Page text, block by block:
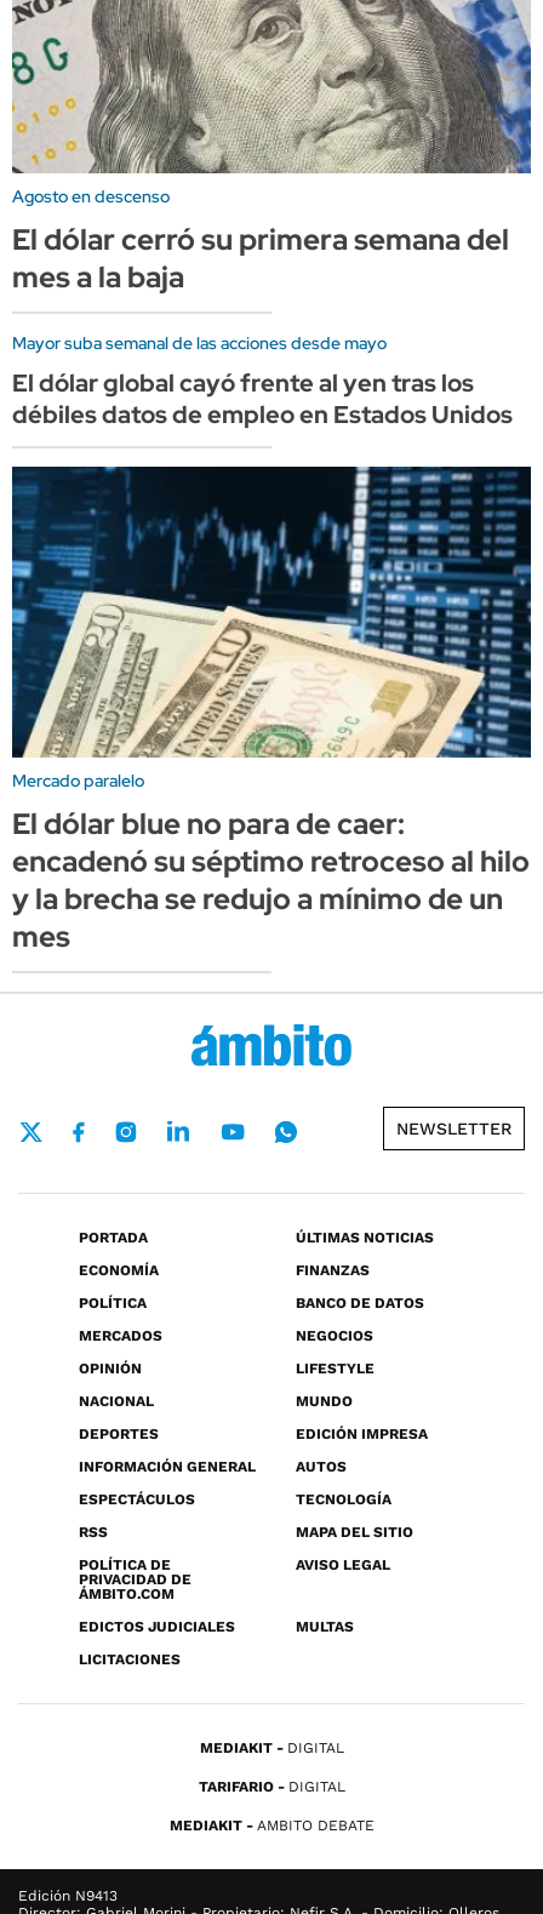
Agosto en descenso
El dólar cerró su primera semana del
mes a la baja
Mayor suba semanal de las acciones desde mayo
El dólar global cayó frente al yen tras los
débiles datos de empleo en Estados Unidos
Mercado paralelo
El dólar blue no para de caer:
encadenó su séptimo retroceso al hilo
y la brecha se redujo a mínimo de un
mes
NEWSLETTER
PORTADA
ÚLTIMAS NOTICIAS
ECONOMÍA
FINANZAS
POLÍTICA
BANCO DE DATOS
MERCADOS
NEGOCIOS
OPINIÓN
LIFESTYLE
NACIONAL
MUNDO
DEPORTES
EDICIÓN IMPRESA
INFORMACIÓN GENERAL
AUTOS
ESPECTÁCULOS
TECNOLOGÍA
RSS
MAPA DEL SITIO
POLÍTICA DE
PRIVACIDAD DE
ÁMBITO.COM
AVISO LEGAL
EDICTOS JUDICIALES
MULTAS
LICITACIONES
MEDIAKIT DIGITAL
TARIFARIO DIGITAL
MEDIAKIT AMBITO DEBATE
Edición N9413